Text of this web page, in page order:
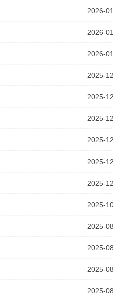
2026-
2026-
2026-
2025-
2025-
2025-
2025-
2025-
2025-
2025-
2025-
2025-
2025-
2025-